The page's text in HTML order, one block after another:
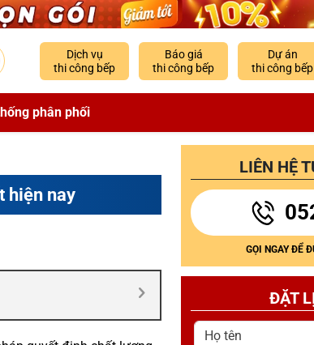
Dịch vụ
thi công bếp
Báo giá
thi công bếp
Dự án
thi công bếp
phân phối
hiện nay
LIÊN HỆ
GỌI NGAY ĐỂ
ĐẶT
Họ tên